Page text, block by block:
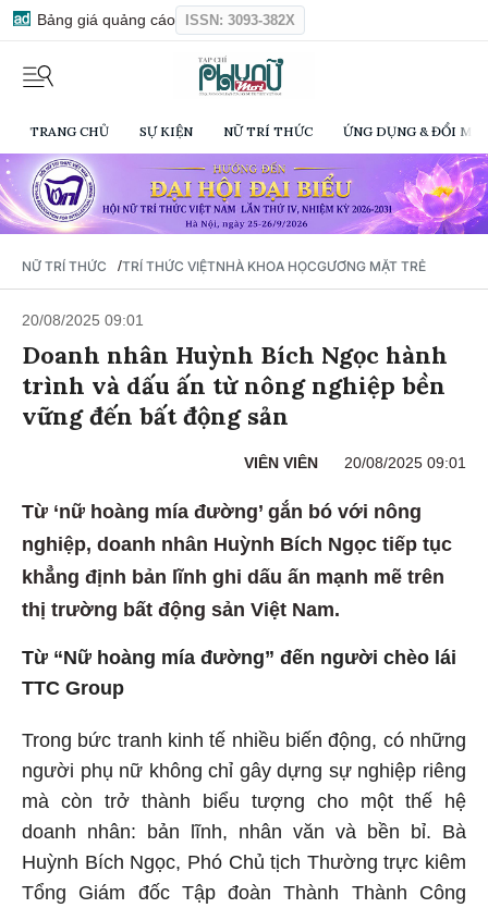
Bảng giá quảng cáo ISSN: 3093-382X
TRANG CHỦ SỰ KIỆN NỮ TRÍ THỨC ỨNG DỤNG & ĐỔI
NỮ TRÍ THỨC /TRÍ THỨC VIỆTNHÀ KHOA HỌCGƯƠNG MẶT TRẺ
20/08/2025 09:01
Doanh nhân Huỳnh Bích Ngọc hành
trình và dấu ấn từ nông nghiệp bền
vững đến bất động sản
VIÊN VIÊN 20/08/2025 09:01
Từ ‘nữ hoàng mía đường’ gắn bó với nông
nghiệp, doanh nhân Huỳnh Bích Ngọc tiếp tục
khẳng định bản lĩnh ghi dấu ấn mạnh mẽ trên
thị trường bất động sản Việt Nam.
Từ “Nữ hoàng mía đường” đến người chèo lái
TTC Group
Trong bức tranh kinh tế nhiều biến động, có những
người phụ nữ không chỉ gây dựng sự nghiệp riêng
mà còn trở thành biểu tượng cho một thế hệ
doanh nhân: bản lĩnh, nhân văn và bền bỉ. Bà
Huỳnh Bích Ngọc, Phó Chủ tịch Thường trực kiêm
Tổng Giám đốc Tập đoàn Thành Thành Công